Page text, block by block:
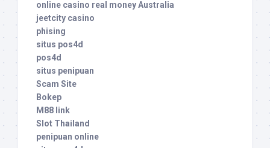
online casino real money Australia
jeetcity casino
phising
situs pos4d
pos4d
situs penipuan
Scam Site
Bokep
M88 link
Slot Thailand
penipuan online